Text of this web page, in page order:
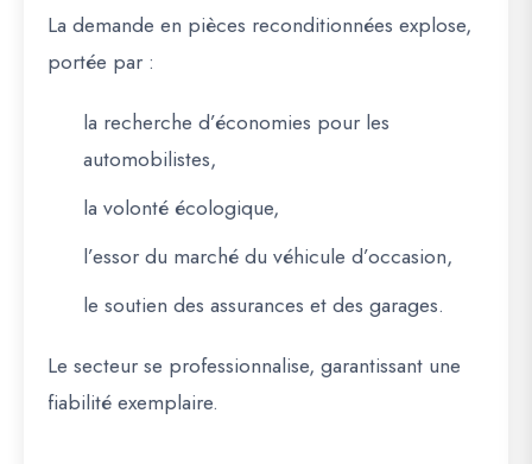
La demande en pièces reconditionnées explose,
portée par :
la recherche d’économies pour les
automobilistes,
la volonté écologique,
l’essor du marché du véhicule d’occasion,
le soutien des assurances et des garages.
Le secteur se professionnalise, garantissant une
fiabilité exemplaire.